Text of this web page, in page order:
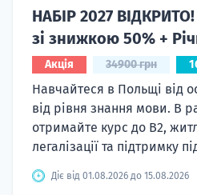
НАБІР 2027
зі знижкою 50% +
Акція 34900 грн
Навчайтеся в Польщі від
від рівня знання мови. В
отримайте курс до B2,
легалізації та підтримку
Діє від 01.08.2026 до 15.08.2026